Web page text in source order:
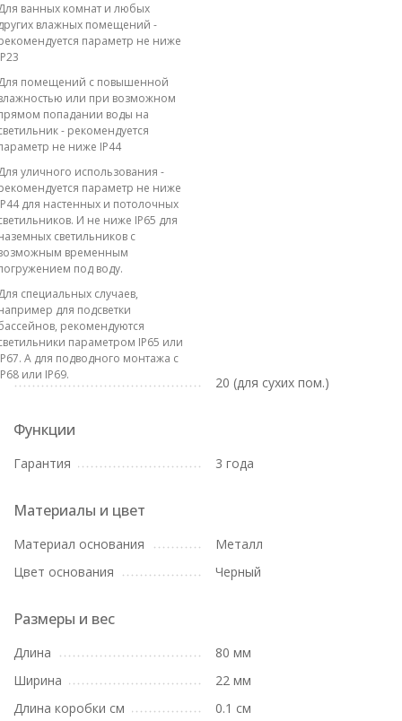
ванных комнат и любых
влажных помещений -
параметр не ниже
помещений с повышенной
или при возможном
попадании воды на
- рекомендуется
не ниже IP44
уличного использования -
параметр не ниже
для настенных и потолочных
И не ниже IP65 для
светильников с
временным
под воду.
специальных случаев,
для подсветки
рекомендуются
параметром IP65 или
А для подводного монтажа с
или IP69.
20 (для сухих пом.)
Функции
Гарантия 3 года
Материалы и цвет
Материал основания
Металл
Цвет основания
Черный
Размеры и вес
Длина
80 мм
Ширина
22 мм
Длина коробки см
0.1 см